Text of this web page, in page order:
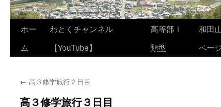
ン
ツ
ホー
ム
わとくチャンネル
【YouTube】
高等部Ⅰ
類型
和田
ペー
← 高３修学旅行２日目
高３修学旅行３日目